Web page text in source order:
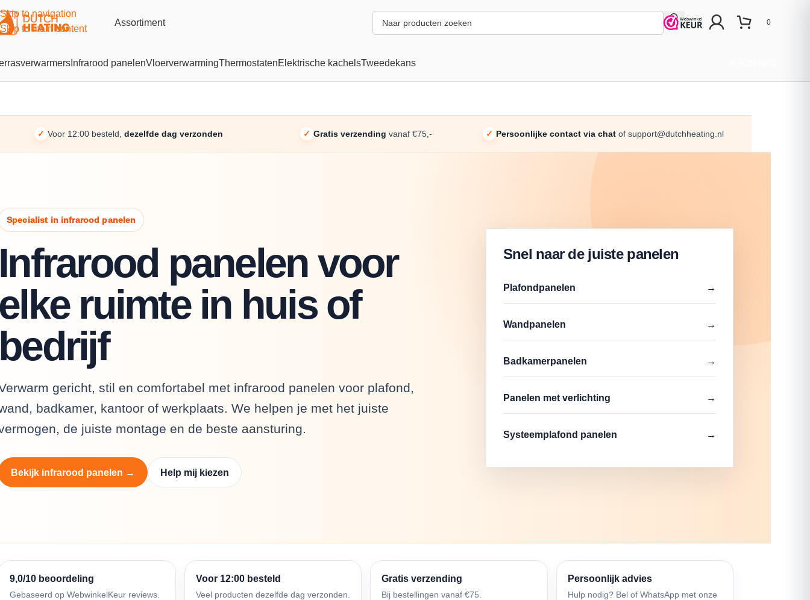
Skip to navigation
Skip to main content
Assortiment 0
Infrarood panelenVloerverwarmingThermostatenElektrische kachelsTweedekans
✓ Voor 12:00 besteld, dezelfde dag verzonden ✓ Gratis verzending vanaf €75,- ✓ Persoonlijke contact via chatof support@dutchheating.nl
Specialist in infrarood panelen
panelen voor
ruimte in huis of
gericht, stil en comfortabel met infrarood panelen voor plafond,
badkamer, kantoor of werkplaats. We helpen je met het juiste
de juiste montage en de beste aansturing.
Bekijk infrarood panelen → Help mij kiezen
Snel naar de juiste panelen
Plafondpanelen →
Wandpanelen →
Badkamerpanelen →
Panelen met verlichting →
Systeemplafond panelen →
9,0/10 beoordeling
Gebaseerd op WebwinkelKeur reviews.
Voor 12:00 besteld
Veel producten dezelfde dag verzonden.
Gratis verzending
Bij bestellingen vanaf €75.
Persoonlijk advies
Hulp nodig? Bel of WhatsApp met onze